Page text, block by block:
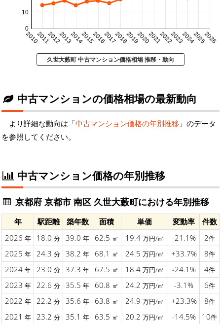
20102011201220132014201520162017201820192020202120222023202420252026
0
10
久世大藪町 中古マンション価格相場 推移・動向
中古マンションの価格相場の最新動向
より詳細な動向は「中古マンション価格の年別推移 」のデータ
を参照してください。
中古マンション価格の年別推移
京都府 京都市 南区 久世大藪町における年別推移
年 駅距離 築年数 面積 単価 変動率
件数
2026 年 18.0 分 39.0 年 62.5 ㎡ 19.4 万円/㎡ -21.1% 2件
2025 年 24.3 分 38.2 年 68.1 ㎡ 24.5 万円/㎡ +33.7% 8件
2024 年 23.0 分 37.3 年 67.5 ㎡ 18.4 万円/㎡ -24.1% 4件
2023 年 22.6 分 35.5 年 60.8 ㎡ 24.2 万円/㎡ -3.1% 6件
2022 年 22.2 分 35.6 年 63.8 ㎡ 24.9 万円/㎡ +23.3% 8件
2021 年 23.2 分 35.1 年 63.5 ㎡ 20.2 万円/㎡ -14.5% 10件